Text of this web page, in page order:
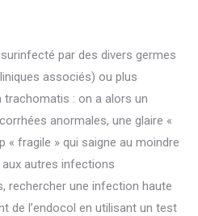
surinfecté par des divers germes
associés) ou plus
: on a alors un
anormales, une glaire «
« fragile » qui saigne au moindre
autres infections
rechercher une infection haute
de l’endocol en utilisant un test